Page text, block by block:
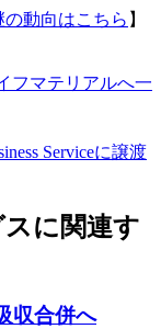
動向はこちら 】
フマテリアルへ一
Serviceに譲渡
に関連す
収合併へ